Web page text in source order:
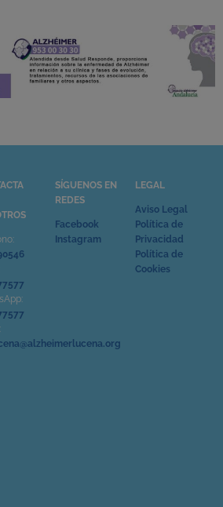
SÍGUENOS EN
REDES
Facebook
Instagram
LEGAL
Aviso Legal
Política de
Privacidad
Política de
Cookies